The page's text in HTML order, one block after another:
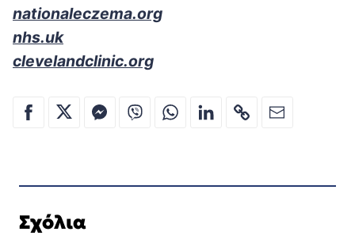
nationaleczema.org
nhs.uk
clevelandclinic.org
Σχόλια